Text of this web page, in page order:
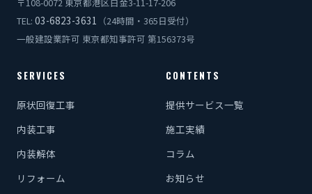
TEL: 03-6823-3631
（24時間・365日受付）
一般建設業許可 東京都知事許可 第156373号
SERVICES
原状回復工事
内装工事
内装解体
リフォーム
CONTENTS
提供サービス一覧
施工実績
コラム
お知らせ